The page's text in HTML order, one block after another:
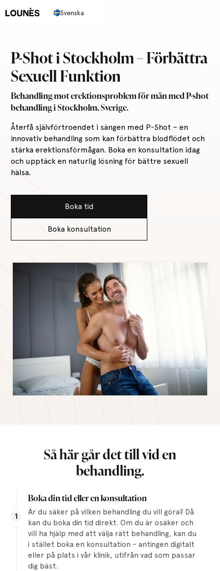
Svenska
P-Shot i Stockholm – Förbättra
Sexuell Funktion
Behandling mot erektionsproblem för män med P-shot
behandling i Stockholm, Sverige.
Återfå självförtroendet i sängen med P-Shot – en
innovativ behandling som kan förbättra blodflödet och
stärka erektionsförmågan. Boka en konsultation idag
och upptäck en naturlig lösning för bättre sexuell
hälsa.
Boka tid
Boka konsultation
Så här går det till vid en
behandling.
1
Boka din tid eller en konsultation
Är du säker på vilken behandling du vill göra? Då
kan du boka din tid direkt. Om du är osäker och
vill ha hjälp med att välja rätt behandling, kan du
i stället boka en konsultation – antingen digitalt
eller på plats i vår klinik, utifrån vad som passar
dig bäst.